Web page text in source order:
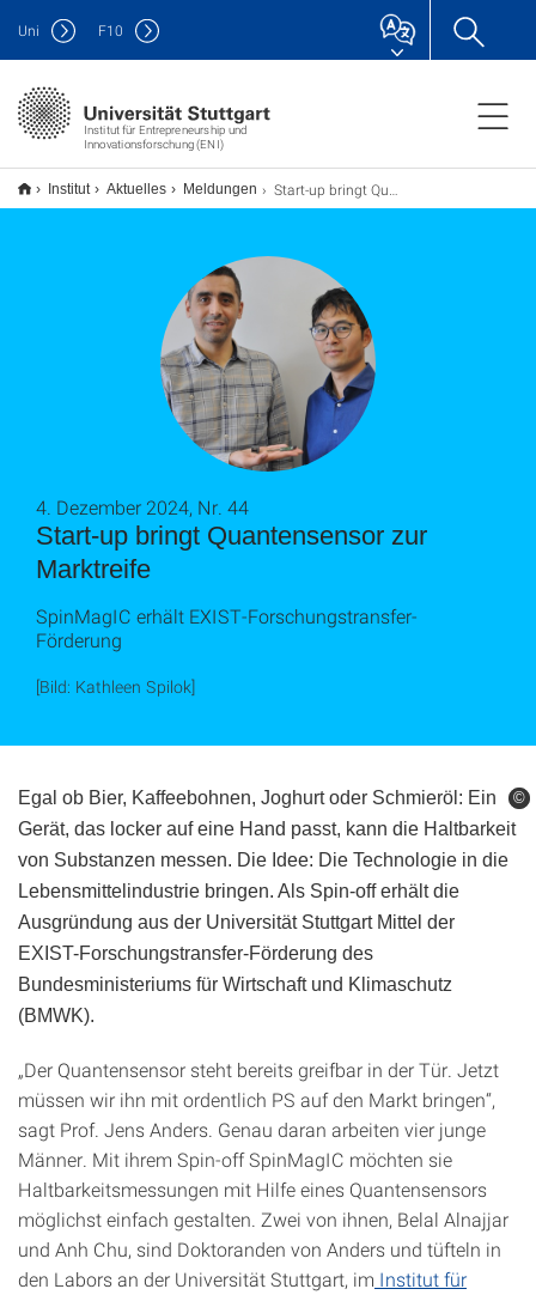
Institut für Entrepreneurship und
Innovationsforschung (ENI)
Uni F10
Institut Aktuelles Meldungen Start-up bringt Quantensensor zur Marktreife
Start-up bringt Quantensensor zur
Marktreife
4. Dezember 2024, Nr. 44
SpinMagIC erhält EXIST-Forschungstransfer-
Förderung
[Bild: Kathleen Spilok]
Egal ob Bier, Kaffeebohnen, Joghurt oder Schmieröl: Ein
Gerät, das locker auf eine Hand passt, kann die Haltbarkeit
von Substanzen messen. Die Idee: Die Technologie in die
Lebensmittelindustrie bringen. Als Spin-off erhält die
Ausgründung aus der Universität Stuttgart Mittel der
EXIST-Forschungstransfer-Förderung des
Bundesministeriums für Wirtschaft und Klimaschutz
(BMWK).
„Der Quantensensor steht bereits greifbar in der Tür. Jetzt
müssen wir ihn mit ordentlich PS auf den Markt bringen“,
sagt Prof. Jens Anders. Genau daran arbeiten vier junge
Männer. Mit ihrem Spin-off SpinMagIC möchten sie
Haltbarkeitsmessungen mit Hilfe eines Quantensensors
möglichst einfach gestalten. Zwei von ihnen, Belal Alnajjar
und Anh Chu, sind Doktoranden von Anders und tüfteln in
den Labors an der Universität Stuttgart, im Institut für
©
©